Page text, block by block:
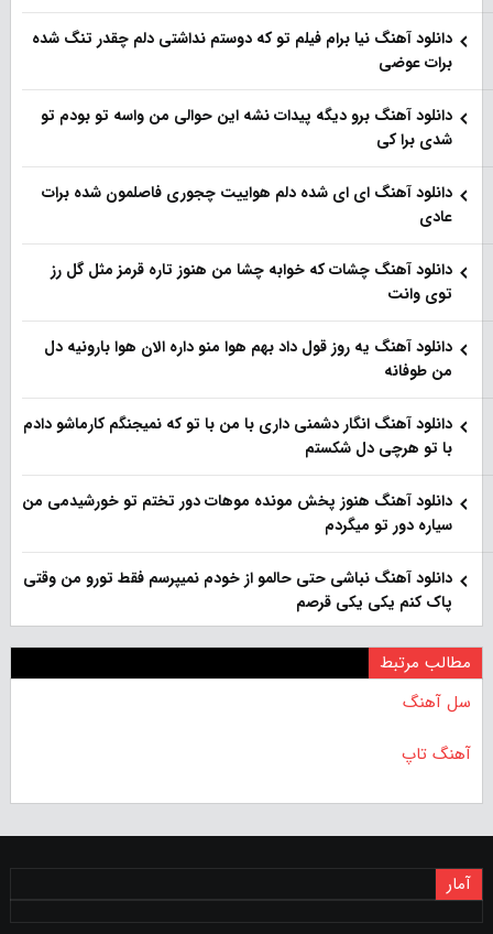
دانلود آهنگ نیا برام فیلم تو‌ که دوستم نداشتی دلم چقدر تنگ شده
برات عوضی
دانلود آهنگ برو دیگه پیدات نشه این حوالی من واسه تو‌ بودم تو
شدی برا کی
دانلود آهنگ ای ای شده دلم هواییت چجوری فاصلمون شده برات
عادی
دانلود آهنگ چشات که خوابه چشا من هنوز تاره قرمز مثل گل رز
توی وانت
دانلود آهنگ یه روز قول داد بهم هوا منو داره الان هوا بارونیه دل
من طوفانه
دانلود آهنگ انگار دشمنی داری با من با تو که نمیجنگم کارماشو دادم
با تو هرچی دل شکستم
دانلود آهنگ هنوز پخش مونده موهات دور تختم تو خورشیدمی من
سیاره دور تو میگردم
دانلود آهنگ نباشی حتی حالمو از خودم نمیپرسم فقط تورو من وقتی
پاک کنم یکی یکی قرصم
مطالب مرتبط
سل آهنگ
آهنگ تاپ
آمار